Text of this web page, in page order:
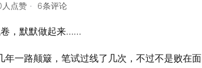
人点赞 6条评论
卷，默默做起来……
一路颠簸，笔试过线了几次，不过不是败在面